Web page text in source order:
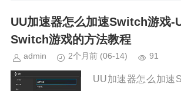
线、解决卡顿的游戏
UU加速器怎么加速Switch游戏-
Switch游戏的方法教程
admin 2个月前 (06-14) 91
UU加速器怎么加速